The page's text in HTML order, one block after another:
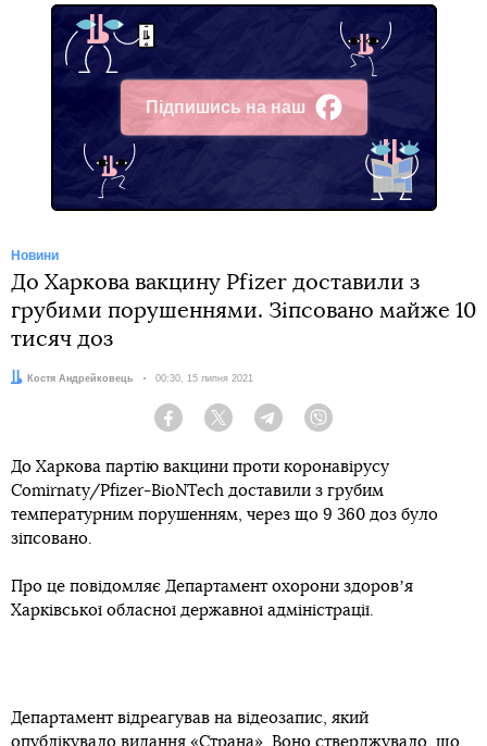
Підпишись на наш
Facebook
Новини
До Харкова вакцину Pfizer доставили з
грубими порушеннями. Зіпсовано майже 10
тисяч доз
Автор:Костя Андрейковець Дата:
00:30, 15 липня 2021
Facebook Twitter Telegram
До Харкова партію вакцини проти коронавірусу
Comirnaty/Pfizer-BioNTech доставили з грубим
температурним порушенням, через що 9 360 доз було
зіпсовано.
Про це повідомляє Департамент охорони здоровʼя
Харківської обласної державної адміністрації.
Департамент відреагував на відеозапис, який
опублікувало видання «Страна». Воно стверджувало, що